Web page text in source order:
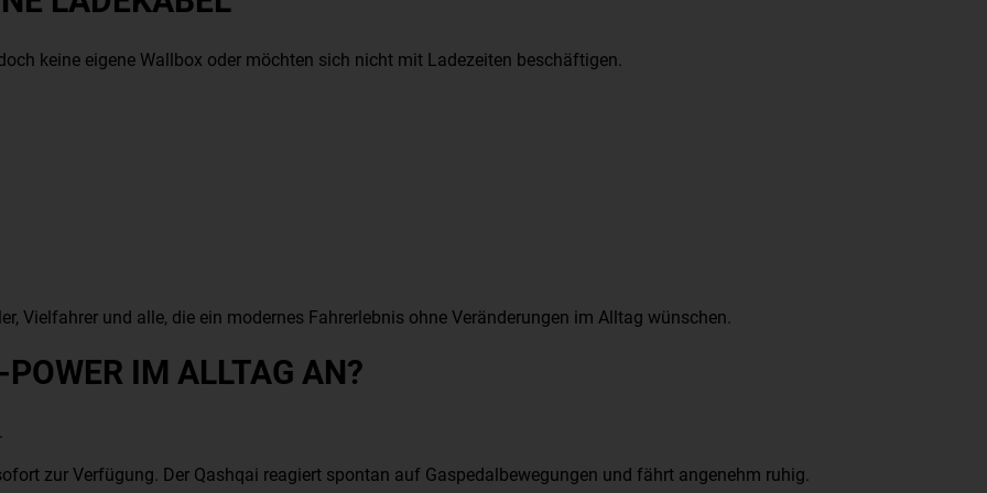
keine eigene Wallbox oder möchten sich nicht mit Ladezeiten beschäftigen.
Vielfahrer und alle, die ein modernes Fahrerlebnis ohne Veränderungen im Alltag wünschen.
IM ALLTAG AN?
zur Verfügung. Der Qashqai reagiert spontan auf Gaspedalbewegungen und fährt angenehm ruhig.